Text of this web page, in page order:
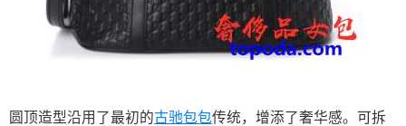
圆顶造型沿用了最初的古驰包包传统，增添了奢华感。可拆